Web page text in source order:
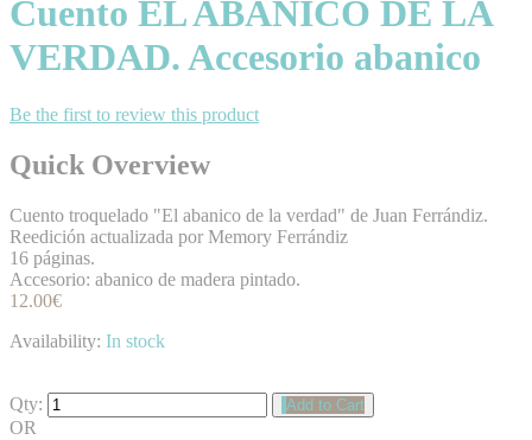
Cuento EL ABANICO DE LA
VERDAD. Accesorio abanico
Be the first to review this product
Quick Overview
Cuento troquelado "El abanico de la verdad" de Juan Ferrándiz.
Reedición actualizada por Memory Ferrándiz
16 páginas.
Accesorio: abanico de madera pintado.
12.00€
Availability: In stock
Qty: Add to Cart
OR